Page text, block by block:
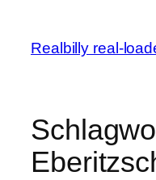
springen
Realbilly real-